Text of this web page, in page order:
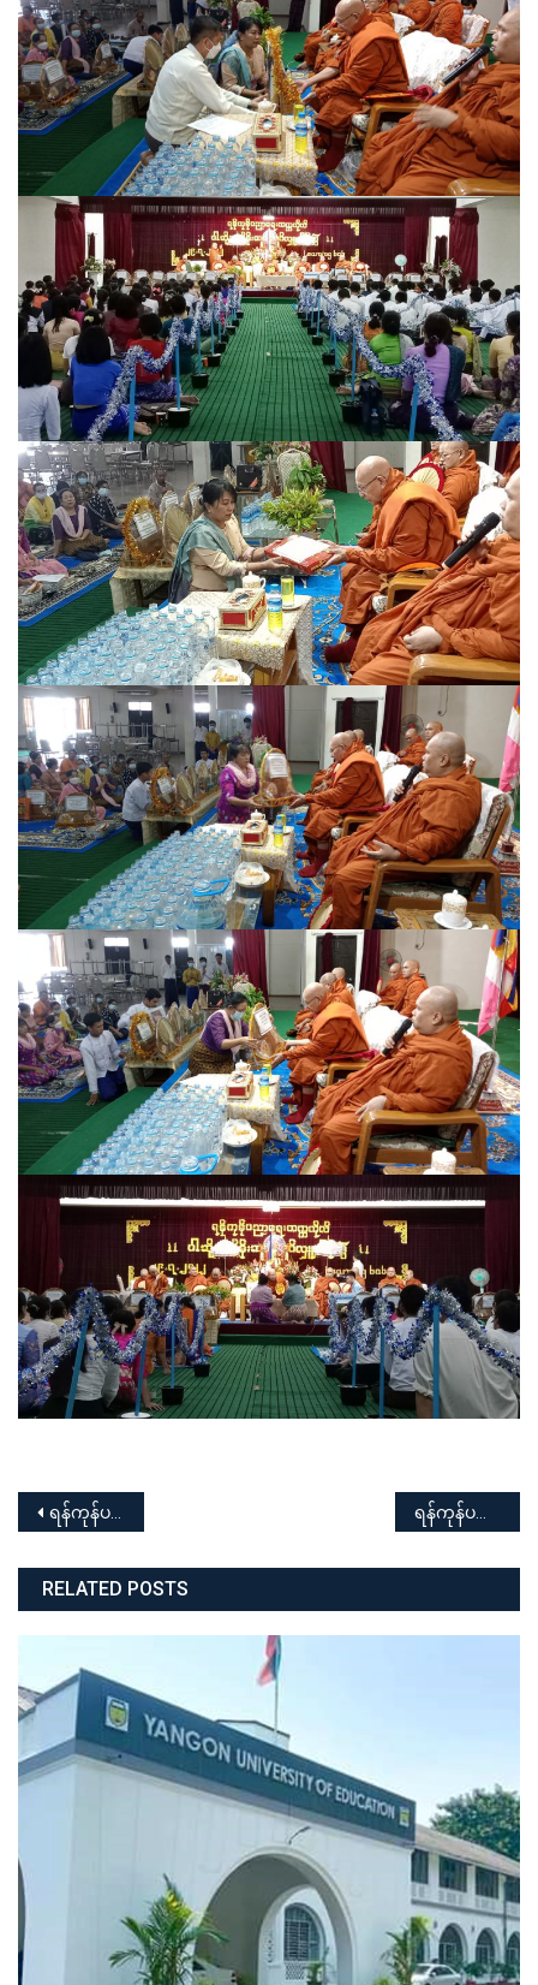
Post
navigation
ရန်ကုန်ပညာရေးတက္ကသိုလ် အာစရိယပူဇော်ပွဲ အခမ်းအနား ရန်ကုန်ပညာရေးတက္ကသိုလ် “လူကုန်ကူးမှု တားဆီးကာကွယ်ရေး အသိပညာပေးဟောပြောပွဲ” အခမ်းအနား
RELATED POSTS